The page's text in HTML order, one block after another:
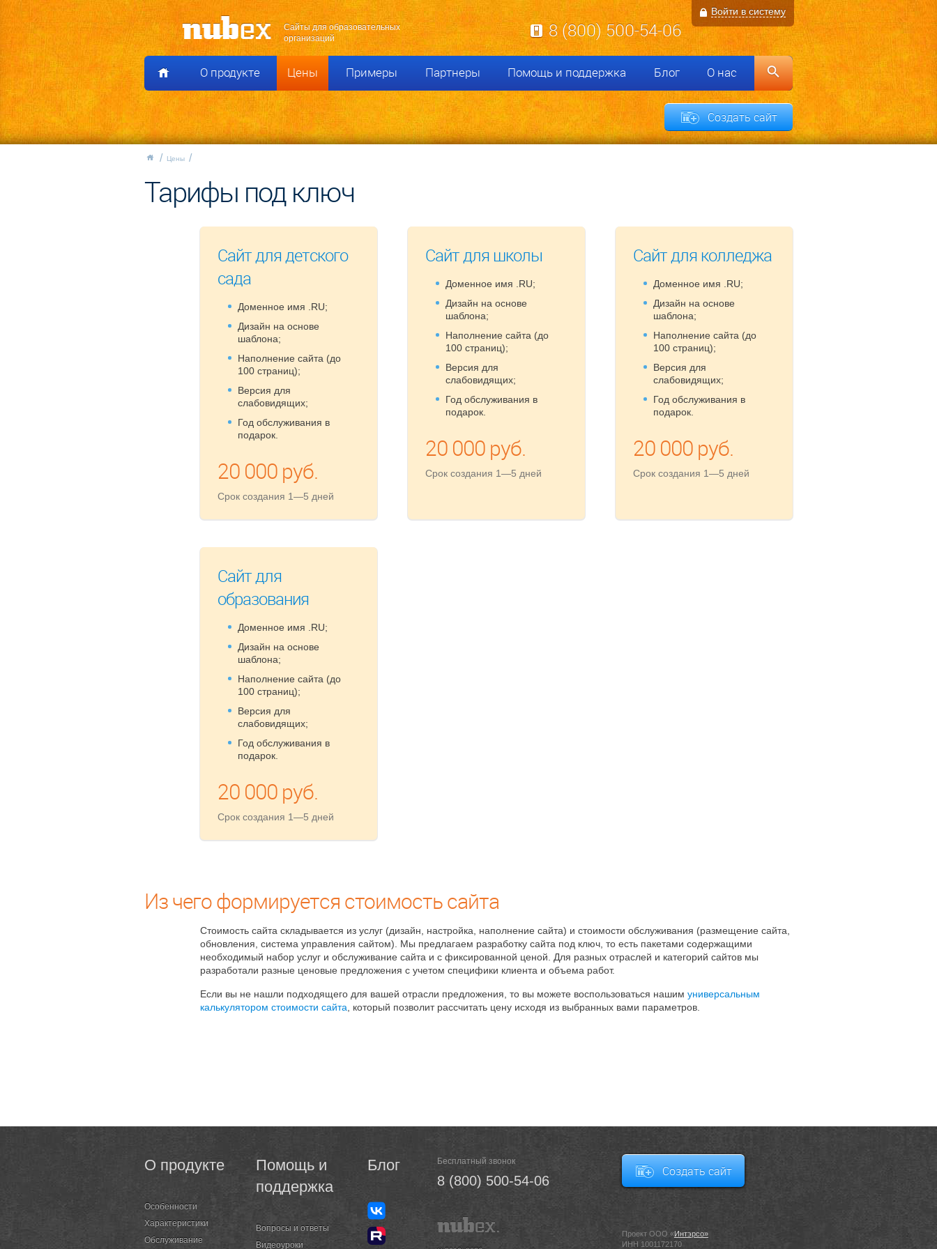
Сайты для образовательных
организаций
8 (800) 500-54-06
Войти в систему
О продукте Цены Примеры Партнеры Помощь и поддержка Блог О нас
Создать сайт
Цены
Тарифы под ключ
Сайт для детского
сада
Доменное имя .RU;
Дизайн на основе
шаблона;
Наполнение сайта (до
100 страниц);
Версия для
слабовидящих;
Год обслуживания в
подарок.
20 000 руб.
Срок создания 1—5 дней
Сайт для школы
Доменное имя .RU;
Дизайн на основе
шаблона;
Наполнение сайта (до
100 страниц);
Версия для
слабовидящих;
Год обслуживания в
подарок.
20 000 руб.
Срок создания 1—5 дней
Сайт для колледжа
Доменное имя .RU;
Дизайн на основе
шаблона;
Наполнение сайта (до
100 страниц);
Версия для
слабовидящих;
Год обслуживания в
подарок.
20 000 руб.
Срок создания 1—5 дней
Сайт для
образования
Доменное имя .RU;
Дизайн на основе
шаблона;
Наполнение сайта (до
100 страниц);
Версия для
слабовидящих;
Год обслуживания в
подарок.
20 000 руб.
Срок создания 1—5 дней
Из чего формируется стоимость сайта
Стоимость сайта складывается из услуг (дизайн, настройка, наполнение сайта) и стоимости обслуживания (размещение сайта,
обновления, система управления сайтом). Мы предлагаем разработку сайта под ключ, то есть пакетами содержащими
необходимый набор услуг и обслуживание сайта и с фиксированной ценой. Для разных отраслей и категорий сайтов мы
разработали разные ценовые предложения с учетом специфики клиента и объема работ.
Если вы не нашли подходящего для вашей отрасли предложения, то вы можете воспользоваться нашим универсальным
калькулятором стоимости сайта , который позволит рассчитать цену исходя из выбранных вами параметров.
О продукте
Особенности
Характеристики
Обслуживание
Помощь и
поддержка
Вопросы и ответы
Видеоуроки
Блог Бесплатный звонок
8 (800) 500-54-06
Создать сайт
Проект ООО «Интэрсо»
ИНН 1001172170